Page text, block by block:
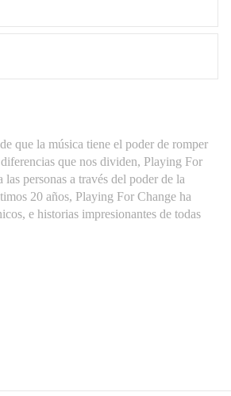
que la música tiene el poder de romper
que nos dividen, Playing For
personas a través del poder de la
20 años, Playing For Change ha
e historias impresionantes de todas